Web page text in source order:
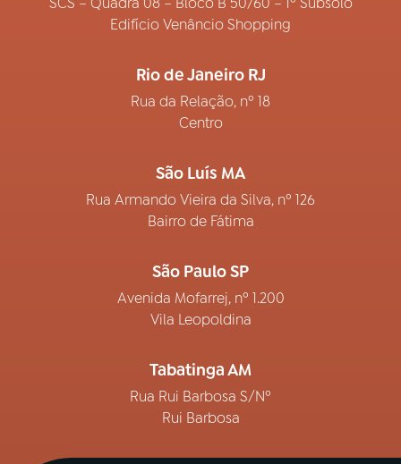
Edifício Venâncio Shopping
Rio de Janeiro RJ
Rua da Relação, nº 18
Centro
São Luís MA
Rua Armando Vieira da Silva, nº 126
Bairro de Fátima
São Paulo SP
Avenida Mofarrej, nº 1.200
Vila Leopoldina
Tabatinga AM
Rua Rui Barbosa S/Nº
Rui Barbosa